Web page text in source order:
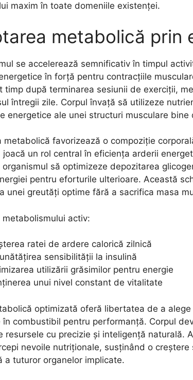
maxim în toate domeniile existenței.
metabolică prin
se accelerează semnificativ în timpul
în forță pentru contracțiile
timp după terminarea sesiunii de exerciții,
întregii zile. Corpul învață să utilizeze
energetice ale unei structuri musculare bine
metabolică favorizează o compoziție
joacă un rol central în eficiența arderii
organismul să optimizeze depozitarea
pentru eforturile ulterioare. Această
unei greutăți optime fără a sacrifica masa
metabolismului activ:
ratei de ardere calorică zilnică
sensibilității la insulină
utilizării grăsimilor pentru energie
unui nivel constant de vitalitate
optimizată oferă libertatea de a
în combustibil pentru performanță. Corpul
resursele cu precizie și inteligență naturală.
nevoile nutriționale, susținând o
a tuturor organelor implicate.